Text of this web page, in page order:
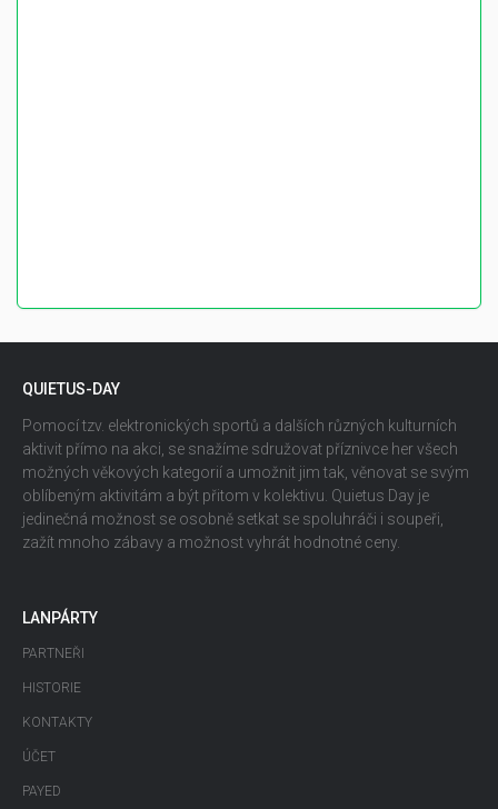
QUIETUS-DAY
Pomocí tzv. elektronických sportů a dalších různých kulturních
aktivit přímo na akci, se snažíme sdružovat příznivce her všech
možných věkových kategorií a umožnit jim tak, věnovat se svým
oblíbeným aktivitám a být přitom v kolektivu. Quietus Day je
jedinečná možnost se osobně setkat se spoluhráči i soupeři,
zažít mnoho zábavy a možnost vyhrát hodnotné ceny.
LANPÁRTY
PARTNEŘI
HISTORIE
KONTAKTY
ÚČET
PAYED